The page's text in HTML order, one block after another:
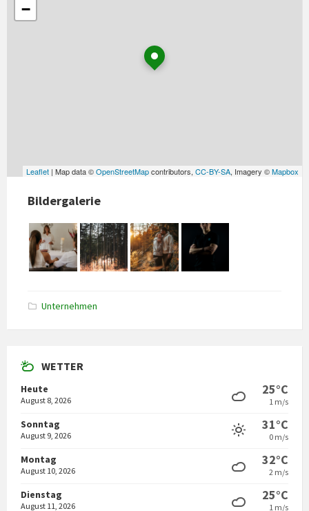
−
Leaflet | Map data ©OpenStreetMapcontributors, CC-BY-SA, Imagery ©Mapbox
Bildergalerie
Unternehmen
WETTER
Heute
August 8, 2026
25°C
1 m/s
Sonntag
August 9, 2026
31°C
0 m/s
Montag
August 10, 2026
32°C
2 m/s
Dienstag
August 11, 2026
25°C
1 m/s